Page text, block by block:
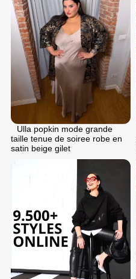
Ulla popkin mode grande
taille tenue de soiree robe en
satin beige gilet